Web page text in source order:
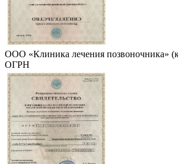
ООО «Клиника лечения позвоночника»
ОГРН